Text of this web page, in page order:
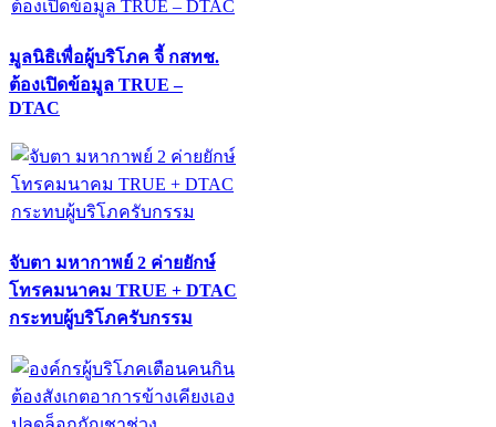
มูลนิธิเพื่อผู้บริโภค จี้ กสทช.
ต้องเปิดข้อมูล TRUE –
DTAC
จับตา มหากาพย์ 2 ค่ายยักษ์
โทรคมนาคม TRUE + DTAC
กระทบผู้บริโภครับกรรม